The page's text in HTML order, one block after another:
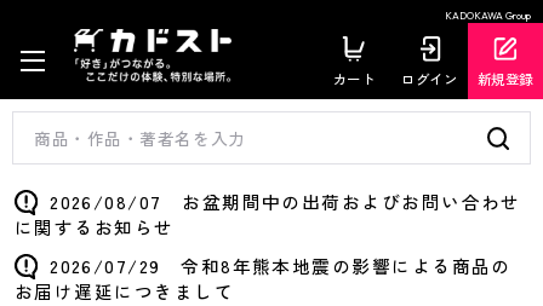
KADOKAWA Group
カート ログイン 新規登録
2026/08/07 お盆期間中の出荷およびお問い合わせ
に関するお知らせ
2026/07/29 令和8年熊本地震の影響による商品の
お届け遅延につきまして